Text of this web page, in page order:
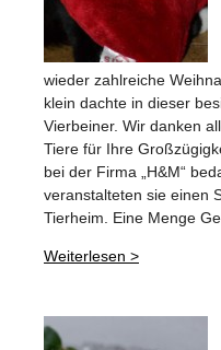
wieder zahlreiche
klein dachte in dieser
Vierbeiner. Wir danken
Tiere für Ihre
bei der Firma „H&M“
veranstalteten sie einen
Tierheim. Eine Menge
Weiterlesen >